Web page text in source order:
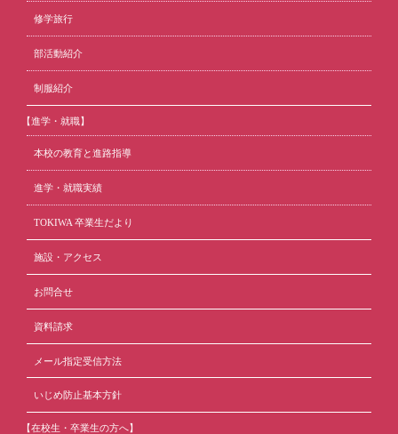
修学旅行
部活動紹介
制服紹介
【進学・就職】
本校の教育と進路指導
進学・就職実績
TOKIWA 卒業生だより
施設・アクセス
お問合せ
資料請求
メール指定受信方法
いじめ防止基本方針
【在校生・卒業生の方へ】